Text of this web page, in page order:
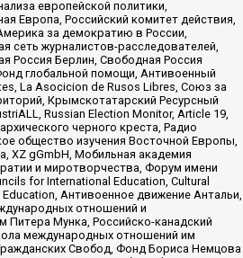
европейской политики,
Европа, Российский комитет действия,
за демократию в России,
сеть журналистов-расследователей,
Россия Берлин, Свободная Россия
глобальной помощи, Антивоенный
La Asocicion de Rusos Libres, Союз за
Крымскотатарский Ресурсный
Russian Election Monitor, Article 19,
черного креста, Радио
общество изучения Восточной Европы,
XZ gGmbH, Мобильная академия
и миротворчества, Форум имени
for International Education, Cultural
Антивоенное движение Антальи,
отношений и
Питера Мунка, Российско-канадский
международных отношений им
Свобод, Фонд Бориса Немцова